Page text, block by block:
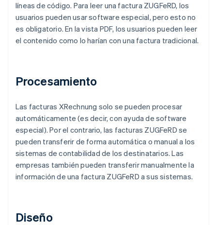
líneas de código. Para leer una factura ZUGFeRD, los
usuarios pueden usar software especial, pero esto no
es obligatorio. En la vista PDF, los usuarios pueden leer
el contenido como lo harían con una factura tradicional.
Procesamiento
Las facturas XRechnung solo se pueden procesar
automáticamente (es decir, con ayuda de software
especial). Por el contrario, las facturas ZUGFeRD se
pueden transferir de forma automática o manual a los
sistemas de contabilidad de los destinatarios. Las
empresas también pueden transferir manualmente la
información de una factura ZUGFeRD a sus sistemas.
Diseño